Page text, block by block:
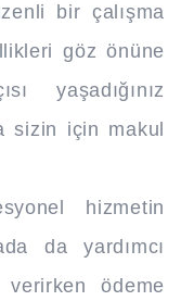
bir çalışma
göz önüne
yaşadığınız
sizin için makul
hizmetin
da yardımcı
ödeme